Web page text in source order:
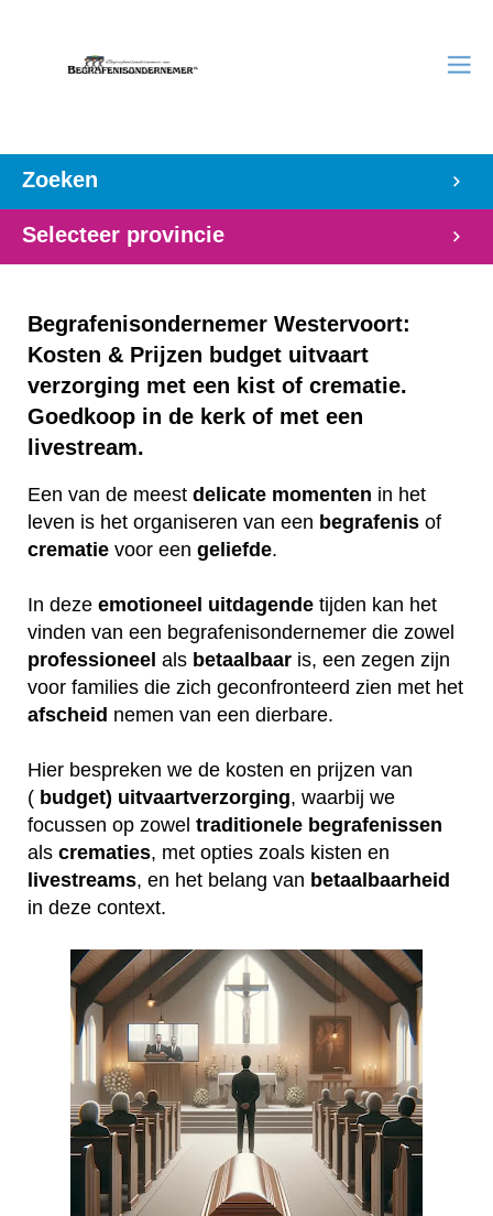
Zoeken
Selecteer provincie
Begrafenisondernemer Westervoort:
Kosten & Prijzen budget uitvaart
verzorging met een kist of crematie.
Goedkoop in de kerk of met een
livestream.
Een van de meest delicate momenten in het
leven is het organiseren van een begrafenis of
crematie voor een geliefde.
In deze emotioneel uitdagende tijden kan het
vinden van een begrafenisondernemer die zowel
professioneel als betaalbaar is, een zegen zijn
voor families die zich geconfronteerd zien met het
afscheid nemen van een dierbare.
Hier bespreken we de kosten en prijzen van
( budget) uitvaartverzorging, waarbij we
focussen op zowel traditionele begrafenissen
als crematies, met opties zoals kisten en
livestreams, en het belang van betaalbaarheid
in deze context.